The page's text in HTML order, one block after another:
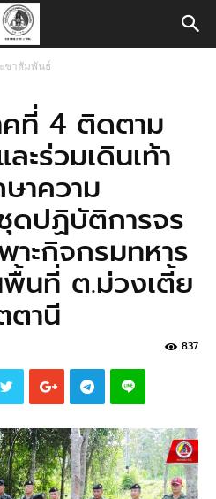
ชาสัมพันธ์
ที่ 4 ติดตาม
ะร่วมเดินเท้า
าความ
ปฏิบัติการจร
ะกิจกรมทหาร
นที่ ต.ม่วงเตี้ย
ตานี
837